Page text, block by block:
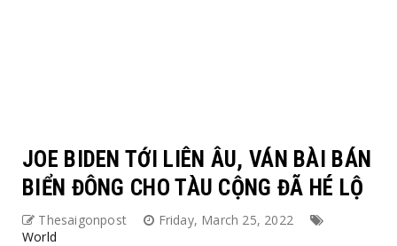
JOE BIDEN TỚI LIÊN ÂU, VÁN BÀI BÁN
BIỂN ĐÔNG CHO TÀU CỘNG ĐÃ HÉ LỘ
Thesaigonpost
Friday, March 25, 2022
World